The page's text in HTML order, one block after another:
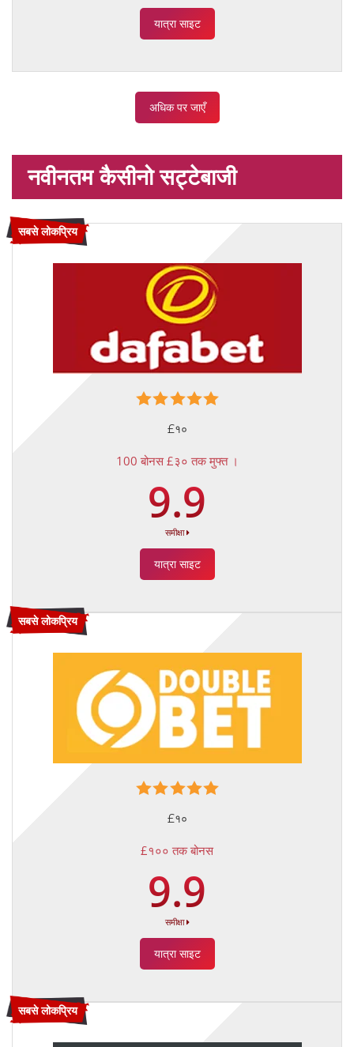
यात्रा साइट
अधिक पर जाएँ
नवीनतम कैसीनो सट्टेबाजी
सबसे लोकप्रिय
£१०
100 बोनस £३० तक मुफ्त ।
9.9
समीक्षा
यात्रा साइट
सबसे लोकप्रिय
£१०
£१०० तक बोनस
9.9
समीक्षा
यात्रा साइट
सबसे लोकप्रिय